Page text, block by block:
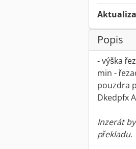
Popis
- výška
min -
pouzdra
Dkedpfx
Inzerát
překladu.